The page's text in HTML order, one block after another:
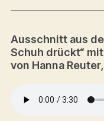
Ausschnitt aus
Schuh drückt“
von Hanna